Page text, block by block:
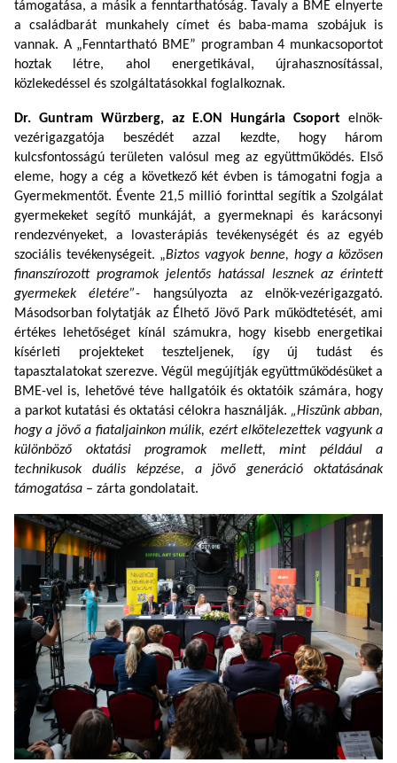
támogatása, a másik a fenntarthatóság. Tavaly a BME elnyerte
a családbarát munkahely címet és baba-mama szobájuk is
vannak. A „Fenntartható BME” programban 4 munkacsoportot
hoztak létre, ahol energetikával, újrahasznosítással,
közlekedéssel és szolgáltatásokkal foglalkoznak.
Dr. Guntram Würzberg, az E.ON Hungária Csoport elnök-
vezérigazgatója beszédét azzal kezdte, hogy három
kulcsfontosságú területen valósul meg az együttműködés. Első
eleme, hogy a cég a következő két évben is támogatni fogja a
Gyermekmentőt. Évente 21,5 millió forinttal segítik a Szolgálat
gyermekeket segítő munkáját, a gyermeknapi és karácsonyi
rendezvényeket, a lovasterápiás tevékenységét és az egyéb
szociális tevékenységeit. „Biztos vagyok benne, hogy a közösen
finanszírozott programok jelentős hatással lesznek az érintett
gyermekek életére”-
hangsúlyozta az elnök-vezérigazgató.
Másodsorban folytatják az Élhető Jövő Park működtetését, ami
értékes lehetőséget kínál számukra, hogy kisebb energetikai
kísérleti projekteket teszteljenek, így új tudást és
tapasztalatokat szerezve. Végül megújítják együttműködésüket a
BME-vel is, lehetővé téve hallgatóik és oktatóik számára, hogy
a parkot kutatási és oktatási célokra használják. „Hiszünk abban,
hogy a jövő a fiataljainkon múlik, ezért elkötelezettek vagyunk a
különböző oktatási programok mellett, mint például a
technikusok duális képzése, a jövő generáció oktatásának
támogatása – zárta gondolatait.